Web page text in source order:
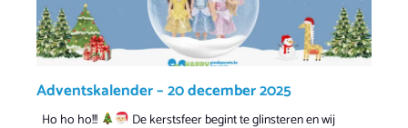
Adventskalender – 20 december 2025
Ho ho ho!!!
De kerstsfeer begint te glinsteren en wij